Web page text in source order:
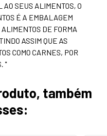
SEUS ALIMENTOS, O
É A EMBALAGEM
DE FORMA
ASSIM QUE AS
COMO CARNES, POR
"
também